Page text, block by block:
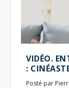
VIDÉO.
:
Posté par